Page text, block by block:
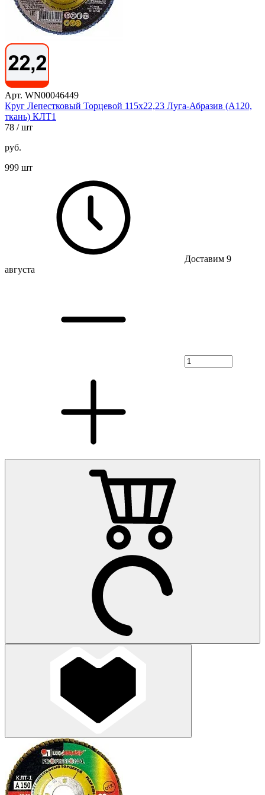
Арт. WN00046449
Круг Лепестковый Торцевой 115х22,23 Луга-Абразив (А120,
ткань) КЛТ1
78 / шт
руб.
999 шт
Доставим 9
августа